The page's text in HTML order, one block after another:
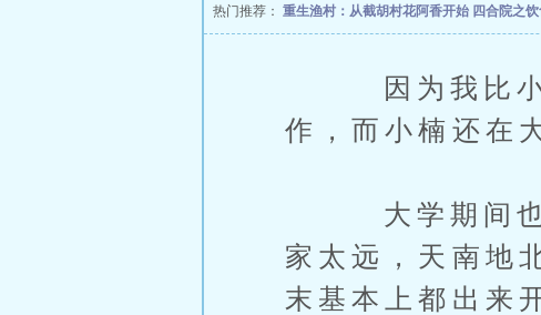
热门推荐： 重生渔村：从截胡村花阿香开始 四合院之
因为我比小楠
作，而小楠还在
大学期间也有
家太远，天南地
末基本上都出来